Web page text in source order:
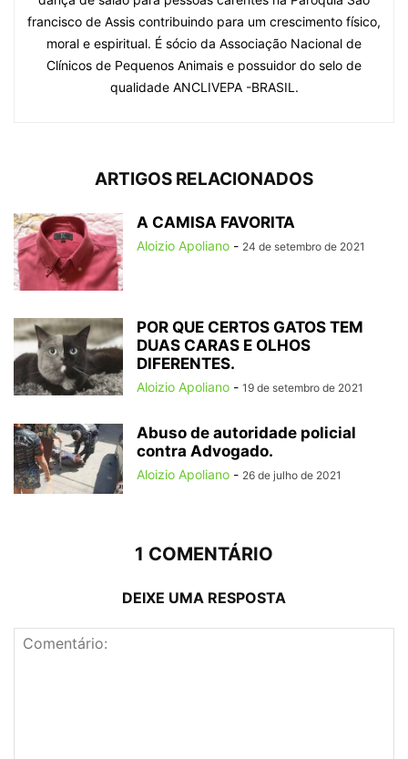
francisco de Assis contribuindo para um crescimento físico,
moral e espiritual. É sócio da Associação Nacional de
Clínicos de Pequenos Animais e possuidor do selo de
qualidade ANCLIVEPA -BRASIL.
ARTIGOS RELACIONADOS
A CAMISA FAVORITA
Aloizio Apoliano - 24 de setembro de 2021
POR QUE CERTOS GATOS TEM
DUAS CARAS E OLHOS
DIFERENTES.
Aloizio Apoliano - 19 de setembro de 2021
Abuso de autoridade policial
contra Advogado.
Aloizio Apoliano - 26 de julho de 2021
1 COMENTÁRIO
DEIXE UMA RESPOSTA